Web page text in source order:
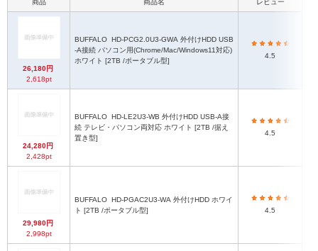
商品 商品名 レビュー
26,180円
2,618pt
BUFFALO
-A接続 パソコン用(Chrome/Mac/Windows11対応)
ホワイト [2TB /ポータブル型]
4.5
24,280円
2,428pt
BUFFALO
続 テレビ・パソコン両対応 ホワイト [2TB /据え
置き型]
4.5
29,980円
2,998pt
BUFFALO
ト [2TB /ポータブル型]
4.5